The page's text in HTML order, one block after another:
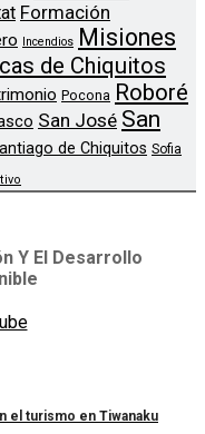
Formación
Incendios
Misiones
de Chiquitos
Pocona Roboré
San José San
de Chiquitos Sofia
Y El Desarrollo
el turismo en Tiwanaku